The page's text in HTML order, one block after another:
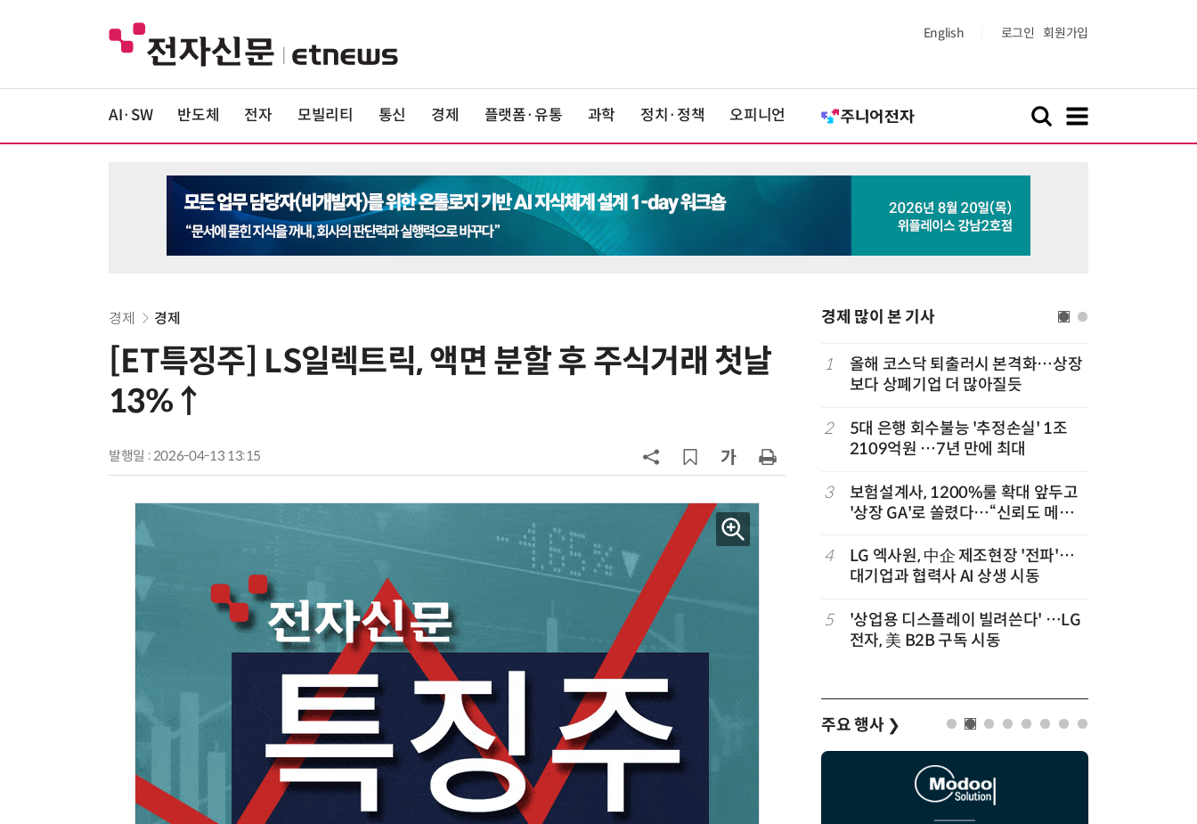
English 로그인 회원가입
AI·SW 반도체 전자 모빌리티 통신 경제 플랫폼·유통 과학 정치·정책 오피니언
경제 경제
[ET특징주] LS일렉트릭, 액면 분할 후 주식거래 첫날
13%↑
발행일 : 2026-04-13 13:15
경제 많이 본 기사
6
'게이밍위크' 삼성전자-LG전자 유럽
주가 부양 '총력전'
다…최종 낙찰자 선정
9 코스피 급등에 매수 사이드카 발동
10
한은 금 매입 나섰지만…개인투자자
는 금 투자 '외면'
1
올해 코스닥 퇴출러시 본격화…상장
보다 상폐기업 더 많아질듯
2
5대 은행 회수불능 '추정손실' 1조
2109억원 …7년 만에 최대
3
보험설계사, 1200%룰 확대 앞두고
'상장 GA'로 쏠렸다…“신뢰도 메리
4
LG 엑사원, 中企 제조현장 '전파'…
대기업과 협력사 AI 상생 시동
5
'상업용 디스플레이 빌려쓴다' …LG
전자, 美 B2B 구독 시동
주요 행사 ❯